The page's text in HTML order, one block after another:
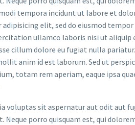
tempora incidunt ut labore et
elit, sed do eiusmod
ullamco laboris nisi ut aliquip
cillum dolore eu fugiat nulla
anim id est laborum. Sed ut
totam rem aperiam, eaque ipsa
voluptas sit aspernatur aut odit aut
Neque porro quisquam est, qui